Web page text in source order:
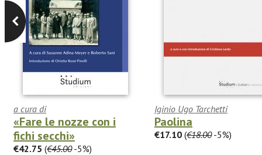
a cura di
«Fare le nozze con i
fichi secchi»
€42.75 (€45.00-5%)
Iginio Ugo Tarchetti
Paolina
€17.10 (€18.00-5%)